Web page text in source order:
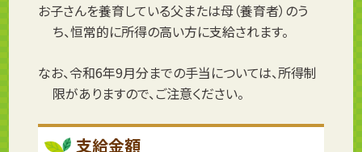
お子さんを養育している父または母（養育者）のう
ち、恒常的に所得の高い方に支給されます。
なお、令和6年9月分までの手当については、所得制
限がありますので、ご注意ください。
支給金額